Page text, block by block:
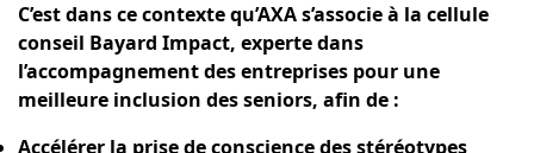
C’est dans ce contexte qu’AXA s’associe à la cellule
conseil Bayard Impact, experte dans
l’accompagnement des entreprises pour une
meilleure inclusion des seniors, afin de :
Accélérer la prise de conscience des stéréotypes